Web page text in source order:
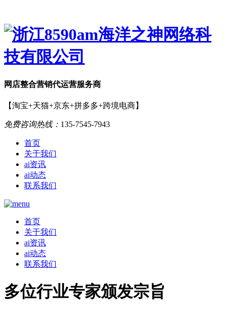
网店整合营销代运营服务商
【淘宝+天猫+京东+拼多多+跨境电商】
免费咨询热线： 135-7545-7943
首页
关于我们
ai资讯
ai动态
联系我们
首页
关于我们
ai资讯
ai动态
联系我们
多位行业专家颁发宗旨